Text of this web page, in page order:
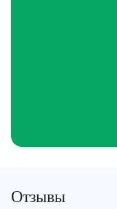
Отзывы